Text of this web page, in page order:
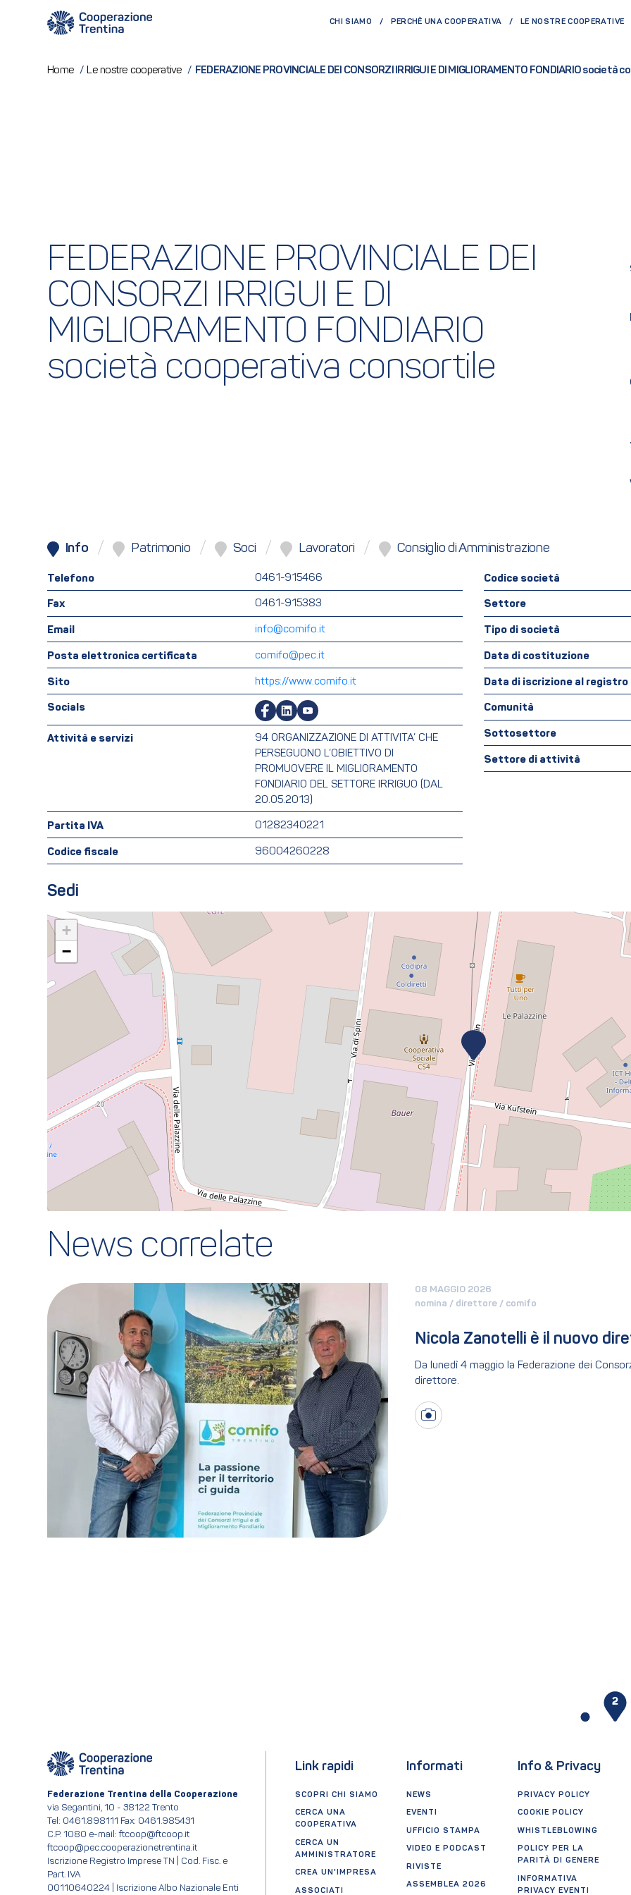
CHI SIAMO PERCHÈ UNA COOPERATIVA LE NOSTRE COOPERATIVE
Home / Le nostre cooperative / FEDERAZIONE PROVINCIALE DEI CONSORZI IRRIGUI E DI MIGLIORAMENTO FONDIARIO
FEDERAZIONE PROVINCIALE DEI
CONSORZI IRRIGUI E DI
MIGLIORAMENTO FONDIARIO
società cooperativa consortile
Info Patrimonio Soci Lavoratori Consiglio di Amministrazione
Telefono 0461-915466
Fax 0461-915383
Email info@comifo.it
Posta elettronica certificata comifo@pec.it
Sito https://www.comifo.it
Socials
Attività e servizi
94 ORGANIZZAZIONE DI ATTIVITA’ CHE
PERSEGUONO L’OBIETTIVO DI
PROMUOVERE IL MIGLIORAMENTO
FONDIARIO DEL SETTORE IRRIGUO (DAL
20.05.2013)
Partita IVA 01282340221
Codice fiscale 96004260228
Codice società
Settore
Tipo di società
Data di costituzione
Data di iscrizione al
Comunità
Sottosettore
Settore di attività
Sedi
+
−
News correlate
08 MAGGIO 2026
nomina / direttore / comifo
Nicola Zanotelli è il nuovo
Da lunedì 4 maggio la Federazione dei
direttore.
2
Federazione Trentina della Cooperazione
via Segantini, 10 - 38122 Trento
Tel: 0461.898111 Fax: 0461.985431
C.P. 1080 e-mail: ftcoop@ftcoop.it
ftcoop@pec.cooperazionetrentina.it
Iscrizione Registro Imprese TN | Cod. Fisc. e
Part. IVA
00110640224 | Iscrizione Albo Nazionale Enti
Link rapidi
SCOPRI CHI SIAMO
CERCA UNA
COOPERATIVA
CERCA UN
AMMINISTRATORE
CREA UN'IMPRESA
ASSOCIATI
Informati
NEWS
EVENTI
UFFICIO STAMPA
VIDEO E PODCAST
RIVISTE
ASSEMBLEA 2026
Info & Privacy
PRIVACY POLICY
COOKIE POLICY
WHISTLEBLOWING
POLICY PER LA
PARITÀ DI GENERE
INFORMATIVA
PRIVACY EVENTI